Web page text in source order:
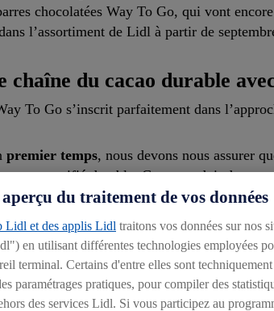
chocolatées Way To Go, qui vont
l’assortiment de Lidl à partir de
chaîne du cacao durable
To Go s’inscrit parfaitement dans
premier temps, nous devons nous assurer
est certifié durable. Ce cacao doit donc
Fairtrade Single Sourcing et/ou Bio. Lidl
, nous voulons certifier
le cacao. Nous pouvons ainsi non
Fairtrade directement versée aux
troisième temps , nous souhaitons rendre
miser sur l’augmentation des revenus
du traitement de vos données
Lidl et des applis Lidl traitons vos données sur nos
en utilisant différentes technologies employées
terminal. Certains d'entre elles sont techniquement
paramétrages pratiques, pour compiler des
des services Lidl. Si vous participez au